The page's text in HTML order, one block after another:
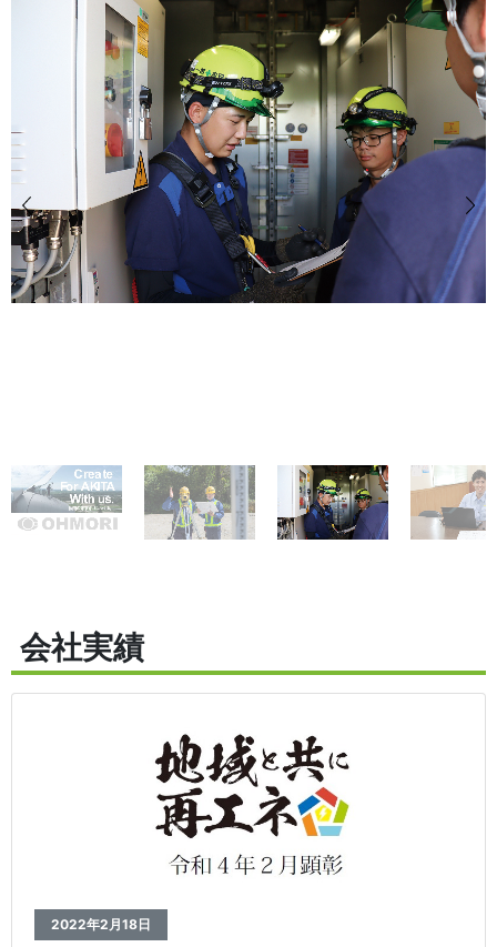
会社実績
2022年2月18日